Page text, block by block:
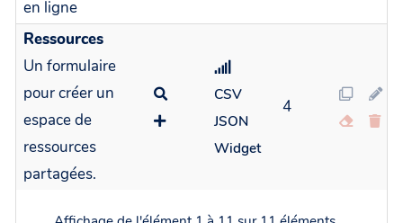
en ligne
Ressources
Un formulaire
pour créer un
espace de
ressources
partagées.
CSV
JSON
Widget
4